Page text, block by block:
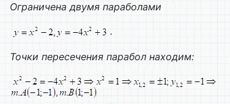
Ограничена двумя параболами
.
Точки пересечения парабол находим: